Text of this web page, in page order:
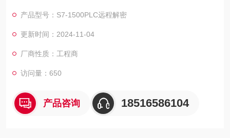
17维修解密，西门子PLC1518解密维修如上电所有指示灯不亮，
全亮，开机无显示，不通讯，通讯连接不上，通讯异常，通讯网
产品型号：S7-1500PLC远程解密
更新时间：2024-11-04
厂商性质：工程商
访问量：650
产品咨询 18516586104